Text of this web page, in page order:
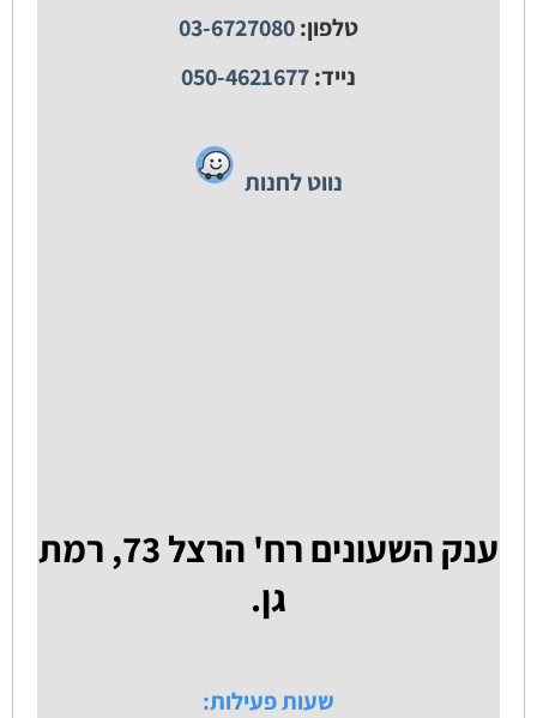
טלפון:03-6727080
נייד:050-4621677
נווט לחנות
ענק השעונים רח' הרצל 73, רמת
גן.
שעות פעילות: